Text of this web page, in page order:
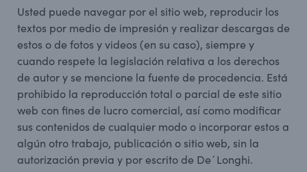
Usted puede navegar por el sitio web, reproducir los
textos por medio de impresión y realizar descargas de
estos o de fotos y videos (en su caso), siempre y
cuando respete la legislación relativa a los derechos
de autor y se mencione la fuente de procedencia. Está
prohibido la reproducción total o parcial de este sitio
web con fines de lucro comercial, así como modificar
sus contenidos de cualquier modo o incorporar estos a
algún otro trabajo, publicación o sitio web, sin la
autorización previa y por escrito de De´Longhi.